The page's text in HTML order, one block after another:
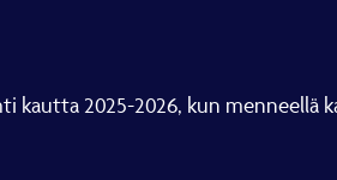
kautta 2025-2026, kun menneellä